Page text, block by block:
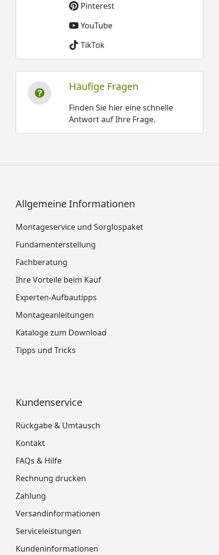
Pinterest
YouTube
TikTok
Häufige Fragen
Finden Sie hier eine schnelle
Antwort auf Ihre Frage.
Allgemeine Informationen
Montageservice und Sorglospaket
Fundamenterstellung
Fachberatung
Ihre Vorteile beim Kauf
Experten-Aufbautipps
Montageanleitungen
Kataloge zum Download
Tipps und Tricks
Kundenservice
Rückgabe & Umtausch
Kontakt
FAQs & Hilfe
Rechnung drucken
Zahlung
Versandinformationen
Serviceleistungen
Kundeninformationen